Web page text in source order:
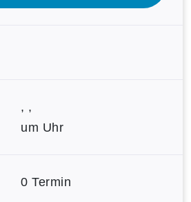
, ,
um Uhr
0 Termin